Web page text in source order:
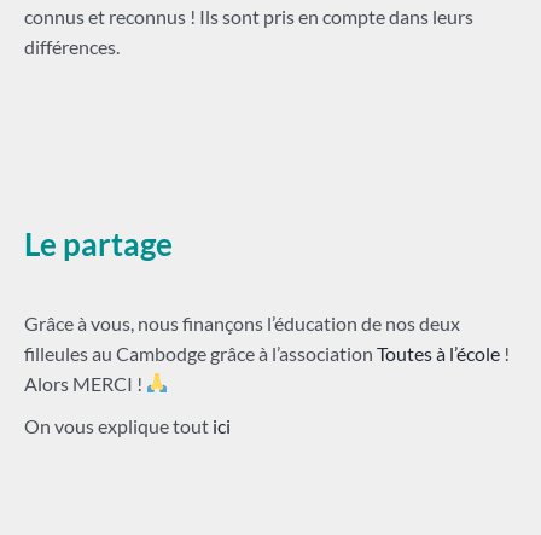
connus et reconnus ! Ils sont pris en compte dans leurs
différences.
Le partage
Grâce à vous, nous finançons l’éducation de nos deux
filleules au Cambodge grâce à l’association Toutes à l’école!
Alors MERCI !
On vous explique tout ici